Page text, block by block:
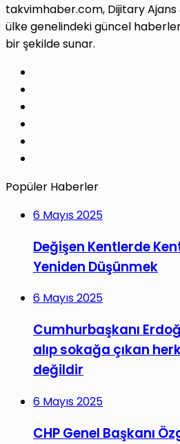
takvimhaber.com, Dijitary
ülke genelindeki güncel
bir şekilde sunar.
Popüler Haberler
6 Mayıs 2025
Değişen Kentlerde
Yeniden Düşünmek
6 Mayıs 2025
Cumhurbaşkanı
alıp sokağa çıkan
değildir
6 Mayıs 2025
CHP Genel Başkanı